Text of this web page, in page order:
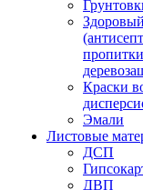
Краски
Эмали
Листовые
ДСП
ДВП